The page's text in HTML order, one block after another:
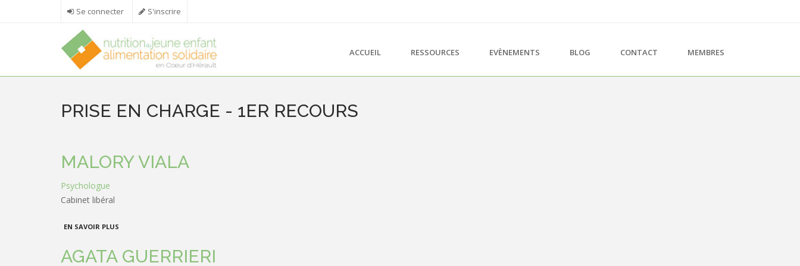
Aller au contenu principalSe connecter S'inscrire
ACCUEIL RESSOURCES EVÈNEMENTS BLOG CONTACT MEMBRES
PRISE EN CHARGE - 1ER RECOURS
MALORY VIALA
Psychologue
Cabinet libéral
EN SAVOIR PLUS
AGATA GUERRIERI